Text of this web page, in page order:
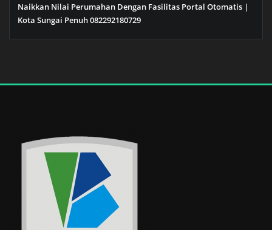
Naikkan Nilai Perumahan Dengan Fasilitas Portal Otomatis |
Kota Sungai Penuh 082292180729